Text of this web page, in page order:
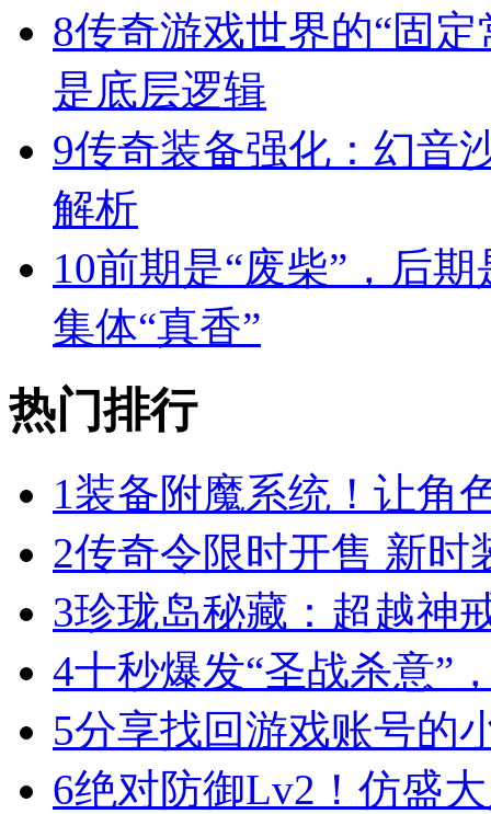
8传奇游戏世界的“固
是底层逻辑
9传奇装备强化：幻音
解析
10前期是“废柴”，后
集体“真香”
热门排行
1装备附魔系统！让角
2传奇令限时开售 新时
3珍珑岛秘藏：超越神
4十秒爆发“圣战杀意”
5分享找回游戏账号的
6绝对防御Lv2！仿盛